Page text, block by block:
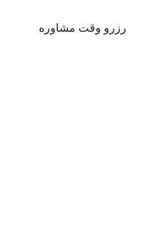
رزرو وقت مشاوره